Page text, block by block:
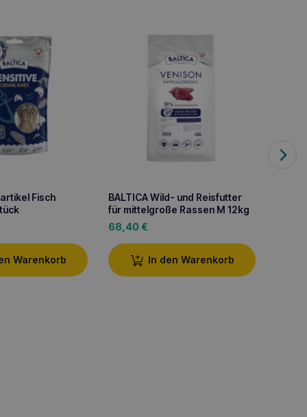
Fisch
Warenkorb
BALTICA Wild- und Reisfutter
für mittelgroße Rassen M 12kg
68,40 €
In den Warenkorb